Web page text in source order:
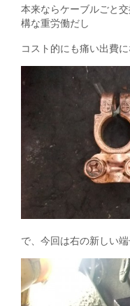
本来ならケーブルごと
構な重労働だし
コスト的にも痛い出費に
で、今回は右の新しい端